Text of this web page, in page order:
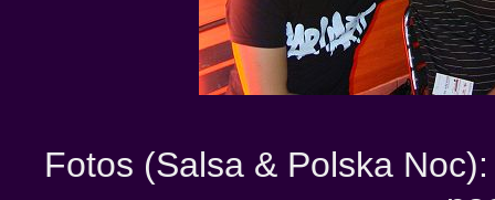
Fotos (Salsa & Polska